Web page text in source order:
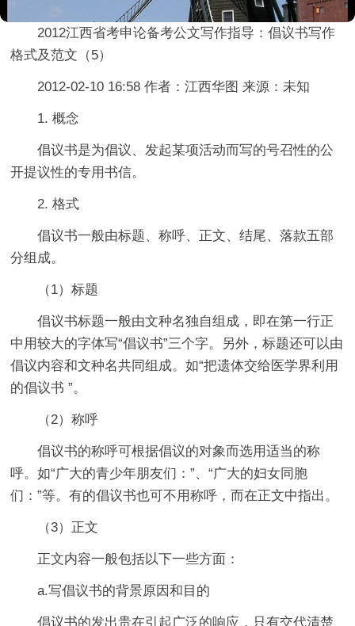
2012江西省考申论备考公文写作指导：倡议书写作
格式及范文（5）
2012-02-10 16:58 作者：江西华图 来源：未知
1. 概念
倡议书是为倡议、发起某项活动而写的号召性的公
开提议性的专用书信。
2. 格式
倡议书一般由标题、称呼、正文、结尾、落款五部
分组成。
（1）标题
倡议书标题一般由文种名独自组成，即在第一行正
中用较大的字体写“倡议书”三个字。另外，标题还可以由
倡议内容和文种名共同组成。如“把遗体交给医学界利用
的倡议书 ”。
（2）称呼
倡议书的称呼可根据倡议的对象而选用适当的称
呼。如“广大的青少年朋友们：”、“广大的妇女同胞
们：”等。有的倡议书也可不用称呼，而在正文中指出。
（3）正文
正文内容一般包括以下一些方面：
a.写倡议书的背景原因和目的
倡议书的发出贵在引起广泛的响应，只有交代清楚